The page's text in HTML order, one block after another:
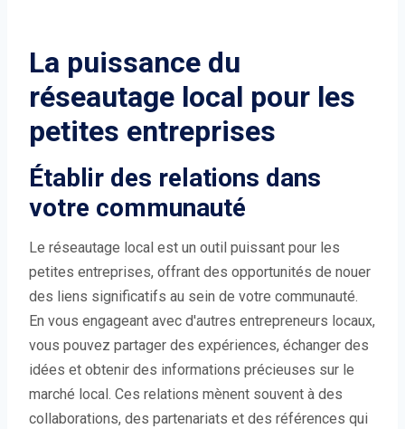
La puissance du
réseautage local pour les
petites entreprises
Établir des relations dans
votre communauté
Le réseautage local est un outil puissant pour les
petites entreprises, offrant des opportunités de nouer
des liens significatifs au sein de votre communauté.
En vous engageant avec d'autres entrepreneurs locaux,
vous pouvez partager des expériences, échanger des
idées et obtenir des informations précieuses sur le
marché local. Ces relations mènent souvent à des
collaborations, des partenariats et des références qui